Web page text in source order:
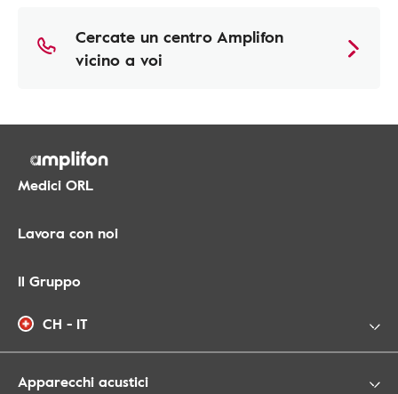
Cercate un centro Amplifon
vicino a voi
Medici ORL
Lavora con noi
Il Gruppo
CH - IT
Apparecchi acustici